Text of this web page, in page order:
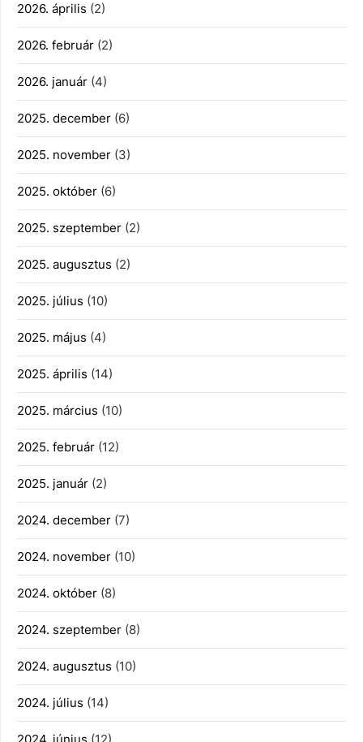
2026. április (2)
2026. február (2)
2026. január (4)
2025. december (6)
2025. november (3)
2025. október (6)
2025. szeptember (2)
2025. augusztus (2)
2025. július (10)
2025. május (4)
2025. április (14)
2025. március (10)
2025. február (12)
2025. január (2)
2024. december (7)
2024. november (10)
2024. október (8)
2024. szeptember (8)
2024. augusztus (10)
2024. július (14)